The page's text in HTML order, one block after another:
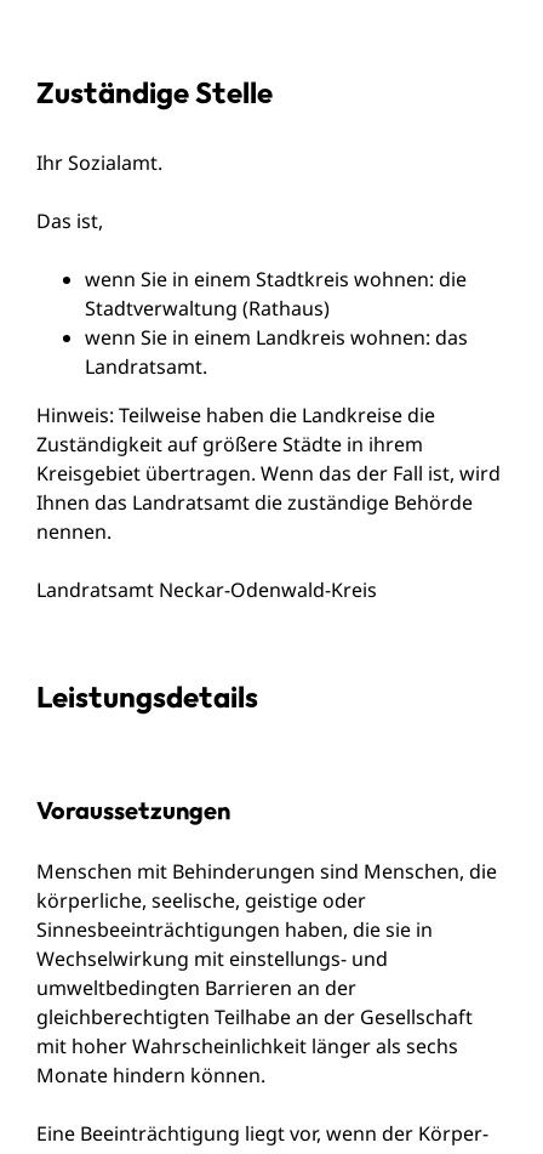
Zuständige Stelle
Ihr Sozialamt.
Das ist,
wenn Sie in einem Stadtkreis wohnen: die
Stadtverwaltung (Rathaus)
wenn Sie in einem Landkreis wohnen: das
Landratsamt.
Hinweis: Teilweise haben die Landkreise die
Zuständigkeit auf größere Städte in ihrem
Kreisgebiet übertragen. Wenn das der Fall ist, wird
Ihnen das Landratsamt die zuständige Behörde
nennen.
Landratsamt Neckar-Odenwald-Kreis
Leistungsdetails
Voraussetzungen
Menschen mit Behinderungen sind Menschen, die
körperliche, seelische, geistige oder
Sinnesbeeinträchtigungen haben, die sie in
Wechselwirkung mit einstellungs- und
umweltbedingten Barrieren an der
gleichberechtigten Teilhabe an der Gesellschaft
mit hoher Wahrscheinlichkeit länger als sechs
Monate hindern können.
Eine Beeinträchtigung liegt vor, wenn der Körper-